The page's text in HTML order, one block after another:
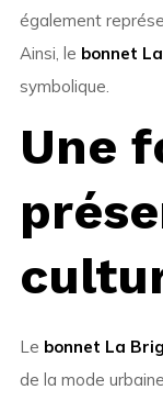
également
Ainsi, le bonnet
symbolique.
Une
Le bonnet La
de la mode